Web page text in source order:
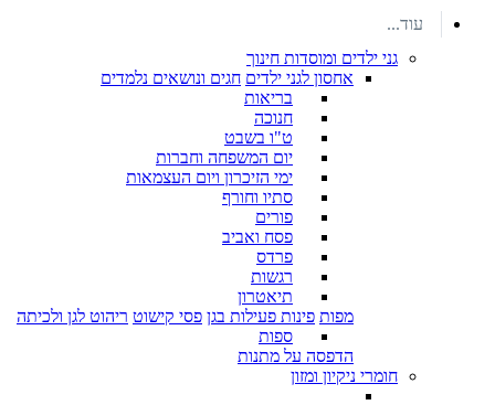
עוד...
גני ילדים ומוסדות חינוך
אחסון לגני ילדים חגים ונושאים נלמדים
בריאות
חנוכה
ט"ו בשבט
יום המשפחה וחברות
ימי הזיכרון ויום העצמאות
סתיו וחורף
פורים
פסח ואביב
פרדס
רגשות
תיאטרון
מפות פינות פעילות בגן פסי קישוט ריהוט לגן ולכיתה
ספות
הדפסה על מתנות
חומרי ניקיון ומזון